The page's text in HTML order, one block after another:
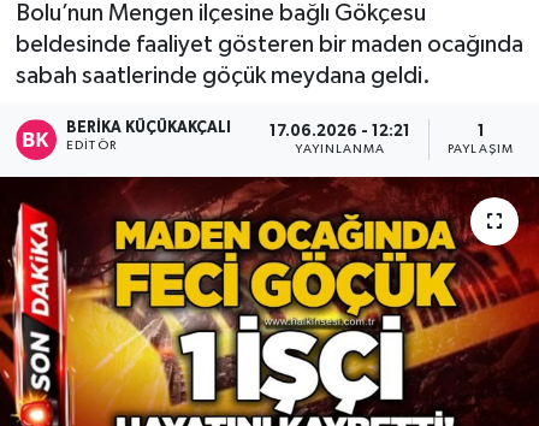
Bolu’nun Mengen ilçesine bağlı Gökçesu
beldesinde faaliyet gösteren bir maden ocağında
sabah saatlerinde göçük meydana geldi.
BERIKA KÜÇÜKAKÇALI
EDITÖR
17.06.2026 - 12:21
YAYINLANMA
1
PAYLAŞIM
Bartın
Bolu
ÇEVRE
BİLİM VE TEKNOLOJİ
DUNYA
Haber Arşivi